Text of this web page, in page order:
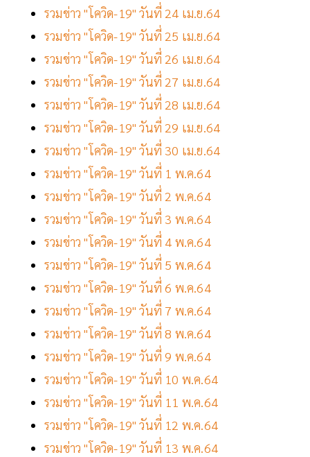
รวมข่าว "โควิด-19" วันที่ 24 เม.ย.64
รวมข่าว "โควิด-19" วันที่ 25 เม.ย.64
รวมข่าว "โควิด-19" วันที่ 26 เม.ย.64
รวมข่าว "โควิด-19" วันที่ 27 เม.ย.64
รวมข่าว "โควิด-19" วันที่ 28 เม.ย.64
รวมข่าว "โควิด-19" วันที่ 29 เม.ย.64
รวมข่าว "โควิด-19" วันที่ 30 เม.ย.64
รวมข่าว "โควิด-19" วันที่ 1 พ.ค.64
รวมข่าว "โควิด-19" วันที่ 2 พ.ค.64
รวมข่าว "โควิด-19" วันที่ 3 พ.ค.64
รวมข่าว "โควิด-19" วันที่ 4 พ.ค.64
รวมข่าว "โควิด-19" วันที่ 5 พ.ค.64
รวมข่าว "โควิด-19" วันที่ 6 พ.ค.64
รวมข่าว "โควิด-19" วันที่ 7 พ.ค.64
รวมข่าว "โควิด-19" วันที่ 8 พ.ค.64
รวมข่าว "โควิด-19" วันที่ 9 พ.ค.64
รวมข่าว "โควิด-19" วันที่ 10 พ.ค.64
รวมข่าว "โควิด-19" วันที่ 11 พ.ค.64
รวมข่าว "โควิด-19" วันที่ 12 พ.ค.64
รวมข่าว "โควิด-19" วันที่ 13 พ.ค.64